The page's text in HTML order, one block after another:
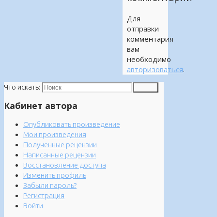
Для
отправки
комментария
вам
необходимо
авторизоваться.
Что искать:
Кабинет автора
Опубликовать произведение
Мои произведения
Полученные рецензии
Написанные рецензии
Восстановление доступа
Изменить профиль
Забыли пароль?
Регистрация
Войти